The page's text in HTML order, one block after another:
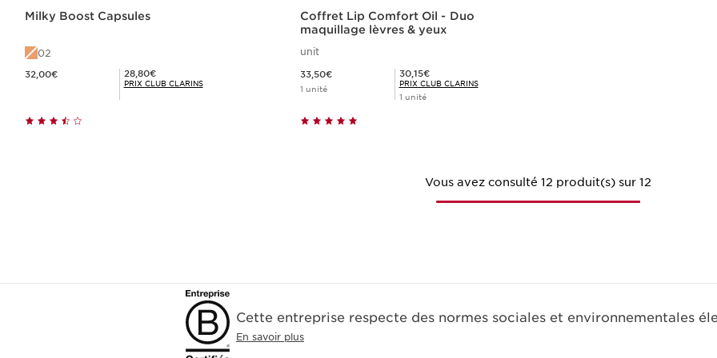
Milky Boost Capsules
02
32,00€ Prix Club Clarins 28,80€
28,80€
PRIX CLUB CLARINS
Coffret Lip Comfort Oil - Duo
maquillage lèvres & yeux
unit
33,50€
1 unité
Prix Club Clarins 30,15€
30,15€
PRIX CLUB CLARINS
1 unité
Vous avez consulté 12 produit(s) sur 12
Cette entreprise respecte des normes sociales et environnementales
En savoir plus